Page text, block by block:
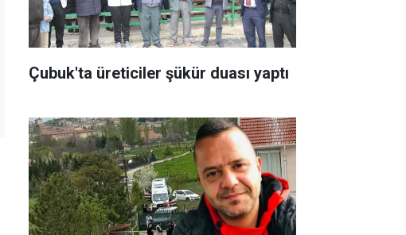
Çubuk'ta üreticiler şükür duası yaptı